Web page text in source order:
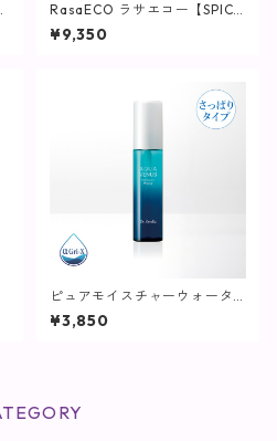
RasaECO ラサエコー【SPICA
RE】
¥9,350
ピュアモイスチャーウォータ
ー/ 60mL【化粧水/さっぱり
タイプ】
¥3,850